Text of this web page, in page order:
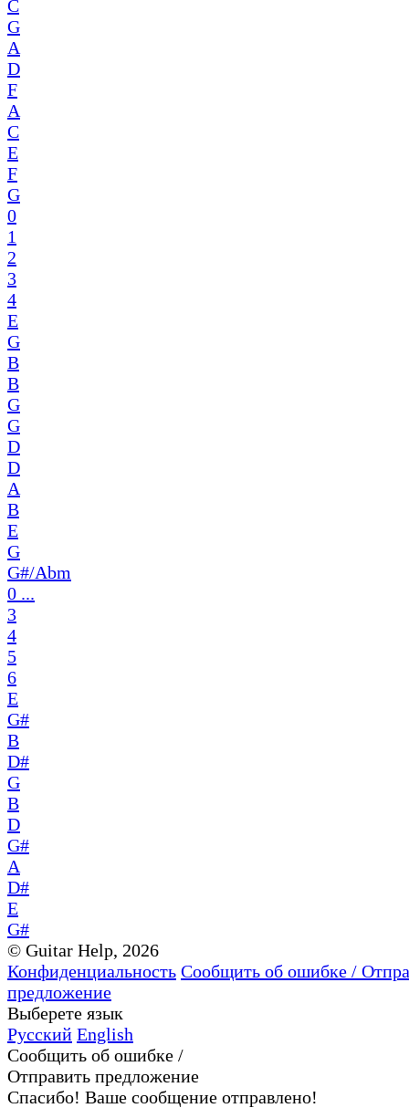
C
G
A
D
F
A
C
E
F
G
0
1
2
3
4
E
G
B
B
G
G
D
D
A
B
E
G
G#/Abm
0 ...
3
4
5
6
E
G#
B
D#
G
B
D
G#
A
D#
E
G#
© Guitar Help, 2026
Конфиденциальность Сообщить об ошибке /
предложение
Выберете язык
Русский English
Сообщить об ошибке /
Отправить предложение
Спасибо! Ваше сообщение отправлено!